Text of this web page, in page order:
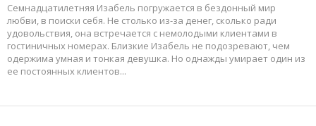
Семнадцатилетняя Изабель погружается в бездонный мир
любви, в поиски себя. Не столько из-за денег, сколько ради
удовольствия, она встречается с немолодыми клиентами в
гостиничных номерах. Близкие Изабель не подозревают, чем
одержима умная и тонкая девушка. Но однажды умирает один из
ее постоянных клиентов...